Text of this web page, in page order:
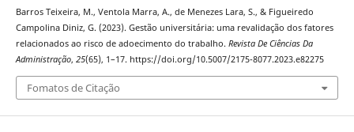
Barros Teixeira, M., Ventola Marra, A., de Menezes Lara, S., & Figueiredo
Campolina Diniz, G. (2023). Gestão universitária: uma revalidação dos fatores
relacionados ao risco de adoecimento do trabalho. Revista De Ciências Da
Administração, 25(65), 1–17. https://doi.org/10.5007/2175-8077.2023.e82275
Fomatos de Citação